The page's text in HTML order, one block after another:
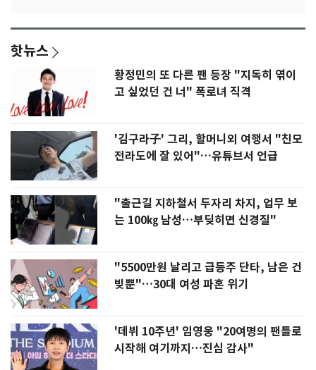
핫뉴스
황정민의 또 다른 팬 등장 "지독히 엮이
고 싶었던 건 너" 폭로녀 직격
'김구라子' 그리, 할머니외 여행서 "친모
전라도에 잘 있어"…유튜브서 언급
"출근길 지하철서 두자리 차지, 업무 보
는 100㎏ 남성…부딪히면 신경질"
"5500만원 날리고 급등주 단타, 남은 건
빚뿐"…30대 여성 파혼 위기
'데뷔 10주년' 임영웅 "20여명의 팬들로
시작해 여기까지…진심 감사"